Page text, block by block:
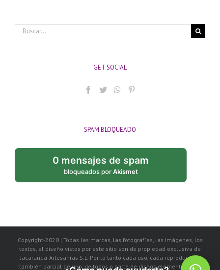
Buscar:
GET SOCIAL
SPAM BLOQUEADO
0 mensajes de spam
bloqueados porAkismet
Copyright-2020 | Todas las marcas, las fotografías, las imágenes, los
textos, el diseño vistos por este sitio son de propiedad exclusiva de
Jacarandá-Artesanías S.L. Por lo tanto cada uso, cada reproducción
también parcial de uno, de todos o parte de dichos elementos, será